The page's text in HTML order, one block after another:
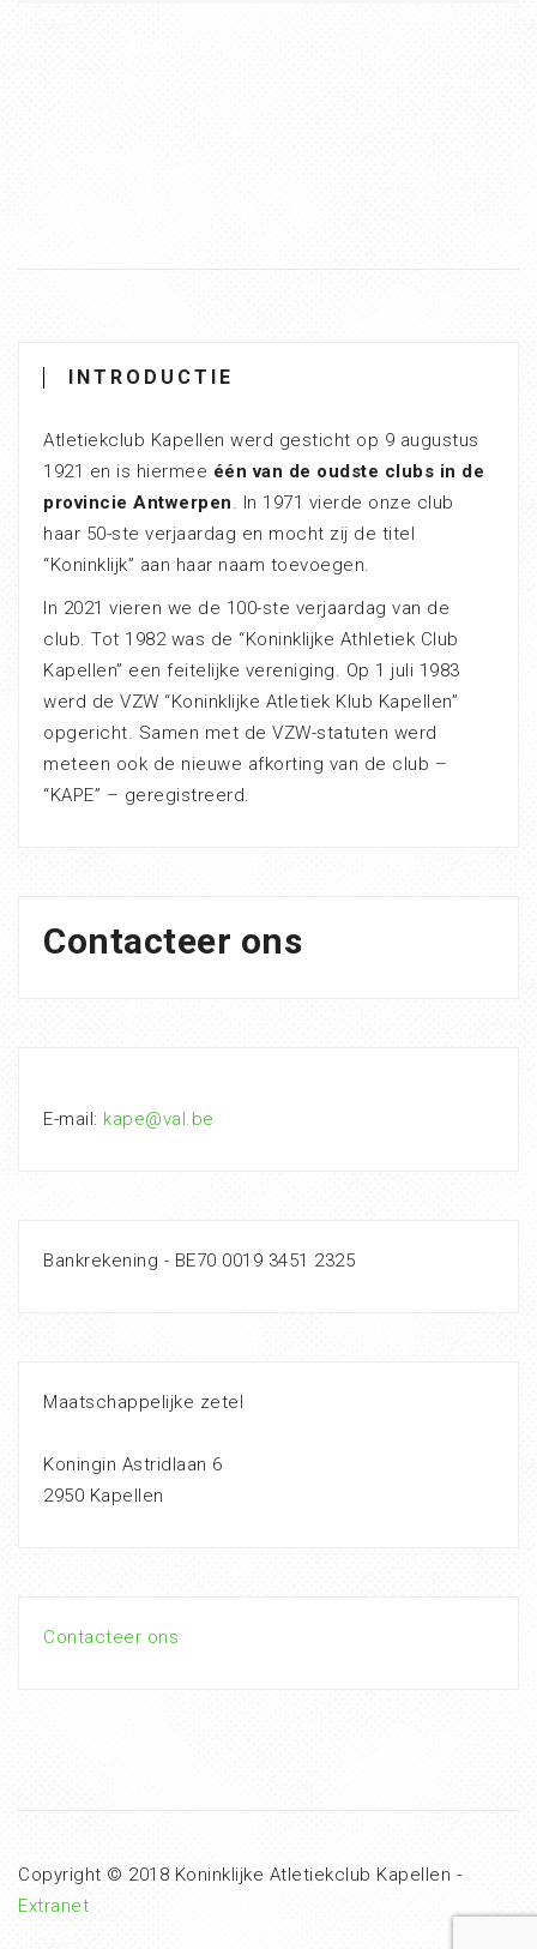
INTRODUCTIE
Atletiekclub Kapellen werd gesticht op 9 augustus
1921 en is hiermee één van de oudste clubs in de
provincie Antwerpen. In 1971 vierde onze club
haar 50-ste verjaardag en mocht zij de titel
“Koninklijk” aan haar naam toevoegen.
In 2021 vieren we de 100-ste verjaardag van de
club. Tot 1982 was de “Koninklijke Athletiek Club
Kapellen” een feitelijke vereniging. Op 1 juli 1983
werd de VZW “Koninklijke Atletiek Klub Kapellen”
opgericht. Samen met de VZW-statuten werd
meteen ook de nieuwe afkorting van de club –
“KAPE” – geregistreerd.
Contacteer ons
E-mail: kape@val.be
Bankrekening - BE70 0019 3451 2325
Maatschappelijke zetel
Koningin Astridlaan 6
2950 Kapellen
Contacteer ons
Copyright © 2018 Koninklijke Atletiekclub Kapellen -
Extranet